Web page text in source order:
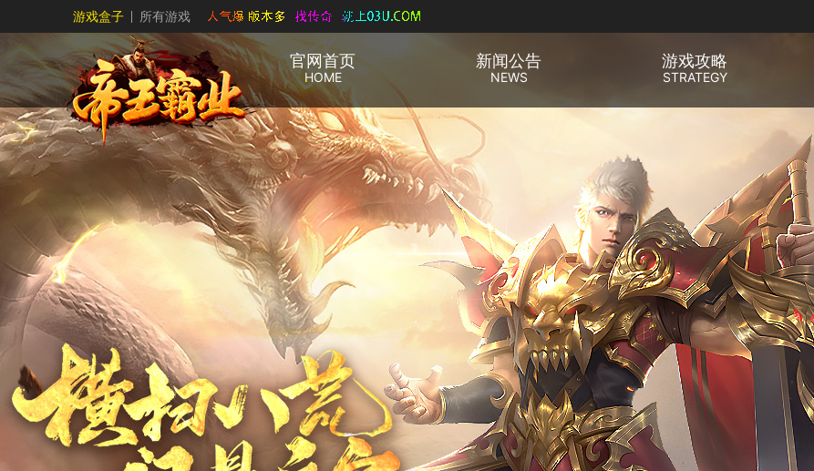
游戏盒子 所有游戏
官网首页
HOME
新闻公告
NEWS
游戏攻略
STRATEGY